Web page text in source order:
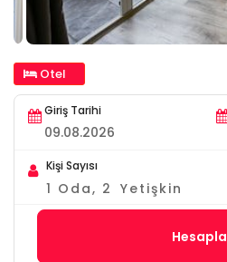
Otel
Giriş Tarihi
Kişi Sayısı
1 Oda, 2 Yetişkin
Hesapla